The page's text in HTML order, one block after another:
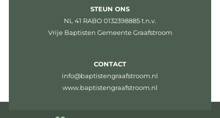
STEUN ONS
NL 41 RABO 0132398885 t.n.v.
Vrije Baptisten Gemeente Graafstroom
CONTACT
info@baptistengraafstroom.nl
www.baptistengraafstroom.nl